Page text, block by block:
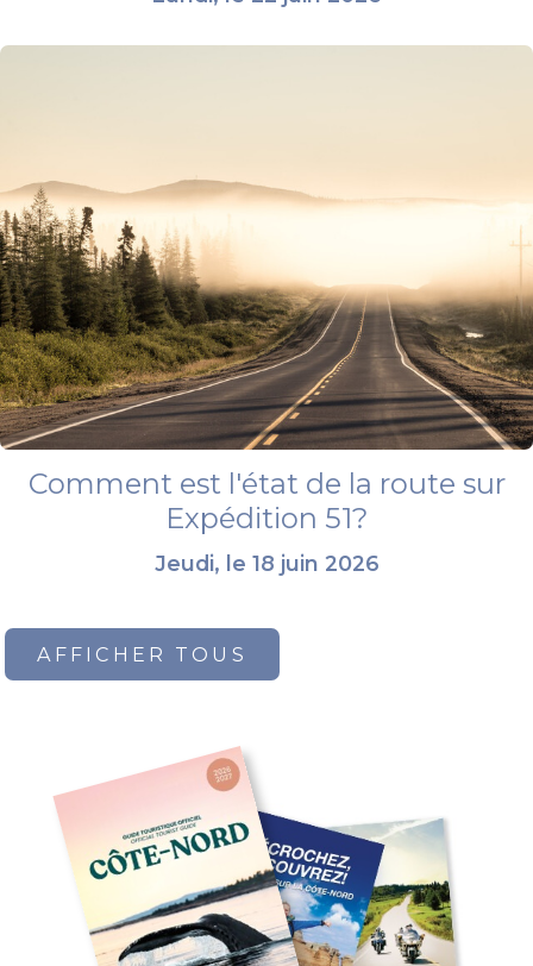
Comment est l'état de la route sur
Expédition 51?
Jeudi, le 18 juin 2026
AFFICHER TOUS